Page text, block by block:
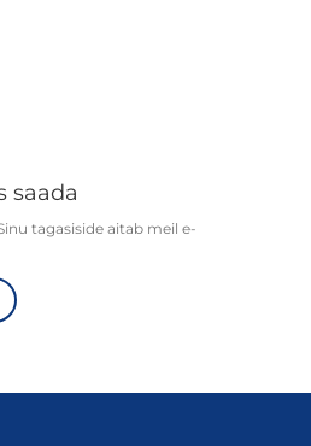
saada
tagasiside aitab meil e-